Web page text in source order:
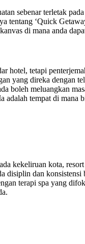
sebenar terletak
tentang ‘Quick
di mana anda
hotel, tetapi
yang direka dengan
boleh meluangkan
tempat di mana
kekeliruan kota,
disiplin dan konsistensi
terapi spa yang